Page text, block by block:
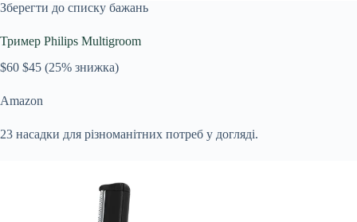
Зберегти до списку бажань
Тример Philips Multigroom
$60 $45 (25% знижка)
Amazon
23 насадки для різноманітних потреб у догляді.